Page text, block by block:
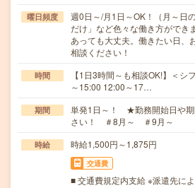
曜日頻度
週0日～/月1日～OK！（月～日
だけ」など色々な働き方がで
あっても大丈夫。働きたい日、
相談ください！
時間
【1日3時間～も相談OK!】＜
～15:00 12:00～17…
期間
単発1日～！ ★勤務開始日や期
さい！ ＃8月～ ＃9月～
時給 時給1,500円～1,875円
交通費
■ 交通費規定内支給 ※派遣先に